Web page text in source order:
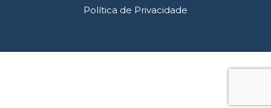
Política de Privacidade